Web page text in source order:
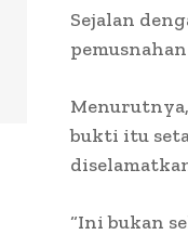
Sejalan
bukti itu
“Ini bukan